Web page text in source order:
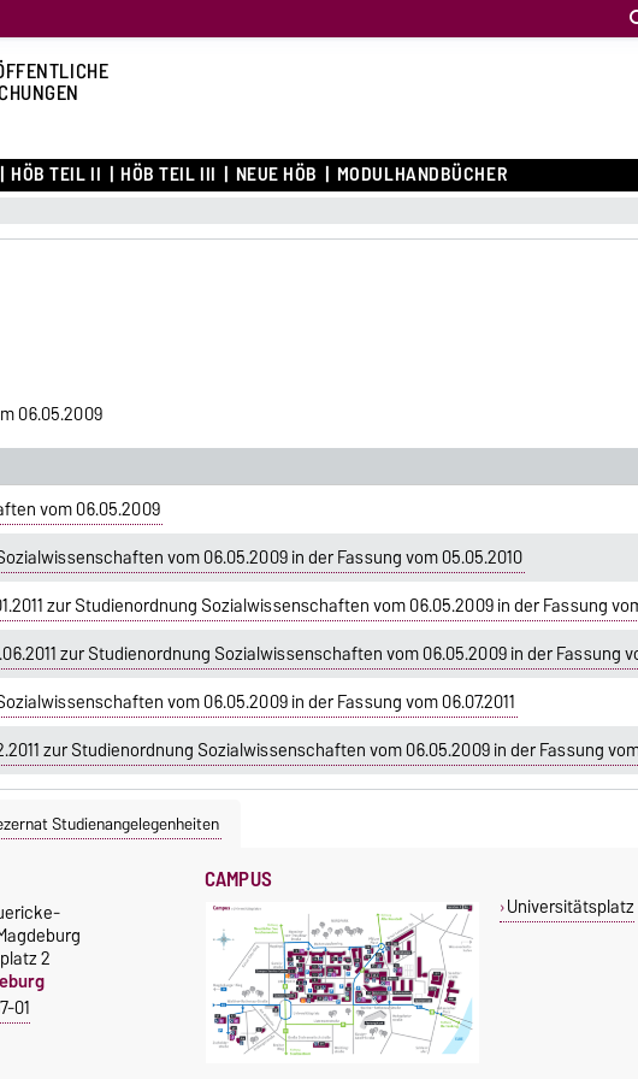
HÖB TEIL II HÖB TEIL III NEUE HÖB MODULHANDBÜCHER
06.05.2009
vom 06.05.2009
vom 06.05.2009 in der Fassung vom 05.05.2010
zur Studienordnung Sozialwissenschaften vom 06.05.2009 in der Fassung
zur Studienordnung Sozialwissenschaften vom 06.05.2009 in der Fassung
vom 06.05.2009 in der Fassung vom 06.07.2011
zur Studienordnung Sozialwissenschaften vom 06.05.2009 in der Fassung vom
Studienangelegenheiten
2
01
CAMPUS
Universitätsplatz